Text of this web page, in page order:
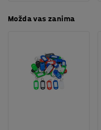
Možda vas zanima